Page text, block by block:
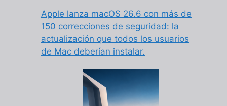
Apple lanza macOS 26.6 con más de
150 correcciones de seguridad: la
actualización que todos los usuarios
de Mac deberían instalar.